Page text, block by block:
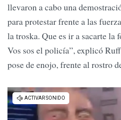
llevaron a cabo una
para protestar frente a las
la troska. Que es ir a sacarte
Vos sos el policía”, explicó
pose de enojo, frente al rostro